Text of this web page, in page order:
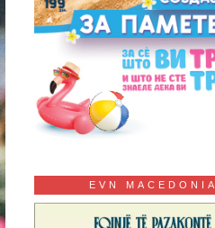
EVN MACEDONIA